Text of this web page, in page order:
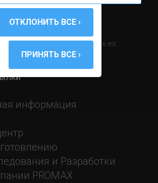
в этом секторе.
847 700
почты :promax@promax.es
информация
и Разработки
PROMAX